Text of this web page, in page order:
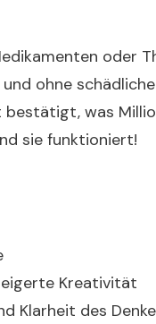
oder
ohne
bestätigt, was
sie funktioniert!
Kreativität
Klarheit des